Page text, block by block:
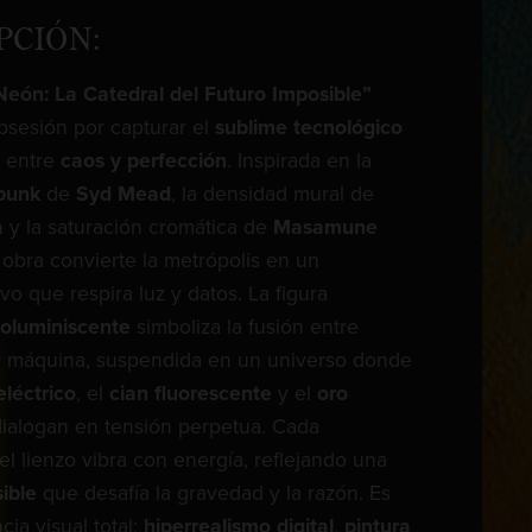
La Catedral del Futuro Imposible”
por capturar el sublime tecnológico
entre caos y perfección . Inspirada en la
de Syd Mead, la densidad mural de
y la saturación cromática de Masamune
obra convierte la metrópolis en un
que respira luz y datos. La figura
simboliza la fusión entre
máquina, suspendida en un universo donde
, el cian fluorescente y el oro
en tensión perpetua. Cada
lienzo vibra con energía, reflejando una
que desafía la gravedad y la razón. Es